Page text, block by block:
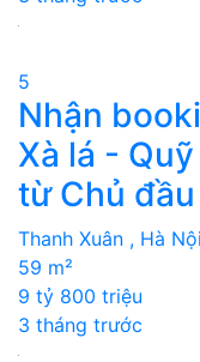
5
Nhận
Xà lá -
từ Chủ
Thanh Xuân , Hà Nội
59 m²
9 tỷ 800 triệu
3 tháng trước